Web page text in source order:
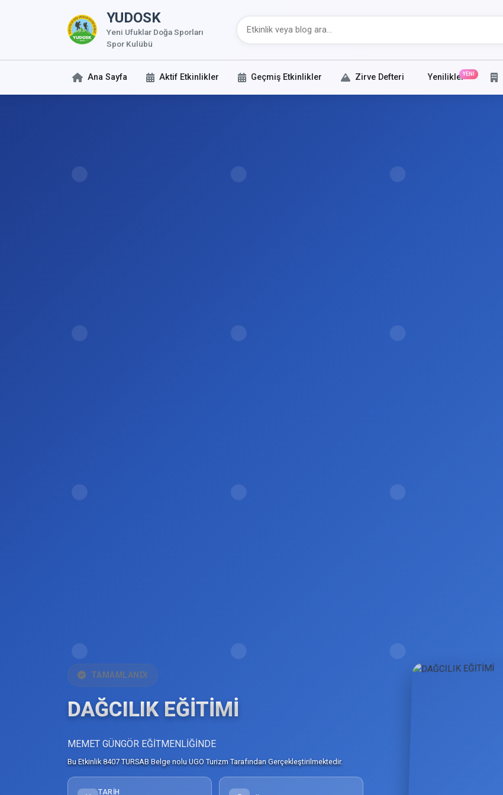
YUDOSK
Yeni Ufuklar Doğa Sporları
Spor Kulübü
Ana Sayfa Aktif Etkinlikler Geçmiş Etkinlikler Zirve Defteri YeniliklerYENİ
TAMAMLANDI
DAĞCILIK EĞİTİMİ
MEMET GÜNGÖR EĞİTMENLİĞİNDE
Bu Etkinlik 8407 TURSAB Belge nolu UGO Turizm Tarafından Gerçekleştirilmektedir.
TARIH